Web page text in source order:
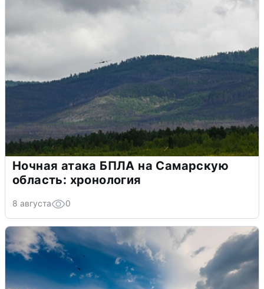
Ночная атака БПЛА на Самарскую
область: хронология
8 августа 0